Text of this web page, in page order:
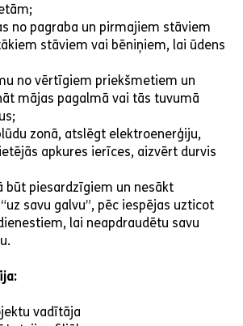
no pagraba un pirmajiem stāviem
stāviem vai bēniņiem, lai ūdens
no vērtīgiem priekšmetiem un
mājas pagalmā vai tās tuvumā
zonā, atslēgt elektroenerģiju,
apkures ierīces, aizvērt durvis
piesardzīgiem un nesākt
savu galvu”, pēc iespējas uzticot
lai neapdraudētu savu
vadītāja